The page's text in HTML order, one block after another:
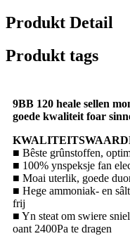
Produkt Detail
Produkt tags
9BB 120 heale sellen
goede kwaliteit foar
■ Bêste grûnstoffen,
■ 100% ynspeksje fan
■ Moai uterlik, goede
■ Hege ammoniak- en
frij
■ Yn steat om swiere
oant 2400Pa te dragen